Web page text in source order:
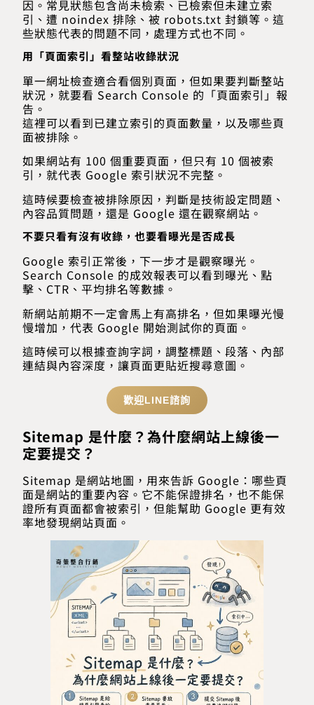
因。常見狀態包含尚未檢索、已檢索但未建立索
引、遭 noindex 排除、被 robots.txt 封鎖等。這
些狀態代表的問題不同，處理方式也不同。
用「頁面索引」看整站收錄狀況
單一網址檢查適合看個別頁面，但如果要判斷整站
狀況，就要看 Search Console 的「頁面索引」報
告。
這裡可以看到已建立索引的頁面數量，以及哪些頁
面被排除。
如果網站有 100 個重要頁面，但只有 10 個被索
引，就代表 Google 索引狀況不完整。
這時候要檢查被排除原因，判斷是技術設定問題、
內容品質問題，還是 Google 還在觀察網站。
不要只看有沒有收錄，也要看曝光是否成長
Google 索引正常後，下一步才是觀察曝光。
Search Console 的成效報表可以看到曝光、點
擊、CTR、平均排名等數據。
新網站前期不一定會馬上有高排名，但如果曝光慢
慢增加，代表 Google 開始測試你的頁面。
這時候可以根據查詢字詞，調整標題、段落、內部
連結與內容深度，讓頁面更貼近搜尋意圖。
歡迎LINE諮詢
Sitemap 是什麼？為什麼網站上線後一
定要提交？
Sitemap 是網站地圖，用來告訴 Google：哪些頁
面是網站的重要內容。它不能保證排名，也不能保
證所有頁面都會被索引，但能幫助 Google 更有效
率地發現網站頁面。